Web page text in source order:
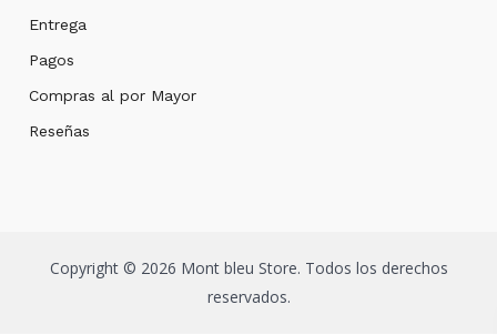
Entrega
Pagos
Compras al por Mayor
Reseñas
Copyright © 2026 Mont bleu Store. Todos los derechos
reservados.